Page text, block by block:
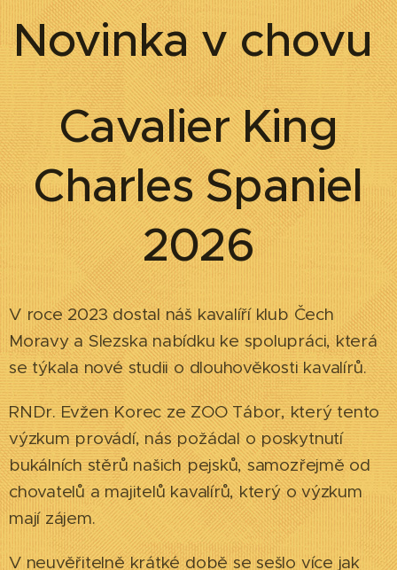
Novinka v chovu
Cavalier King
Charles Spaniel
2026
V roce 2023 dostal náš kavalíří klub Čech
Moravy a Slezska nabídku ke spolupráci, která
se týkala nové studii o dlouhověkosti kavalírů.
RNDr. Evžen Korec ze ZOO Tábor, který tento
výzkum provádí, nás požádal o poskytnutí
bukálních stěrů našich pejsků, samozřejmě od
chovatelů a majitelů kavalírů, který o výzkum
mají zájem.
V neuvěřitelně krátké době se sešlo více jak